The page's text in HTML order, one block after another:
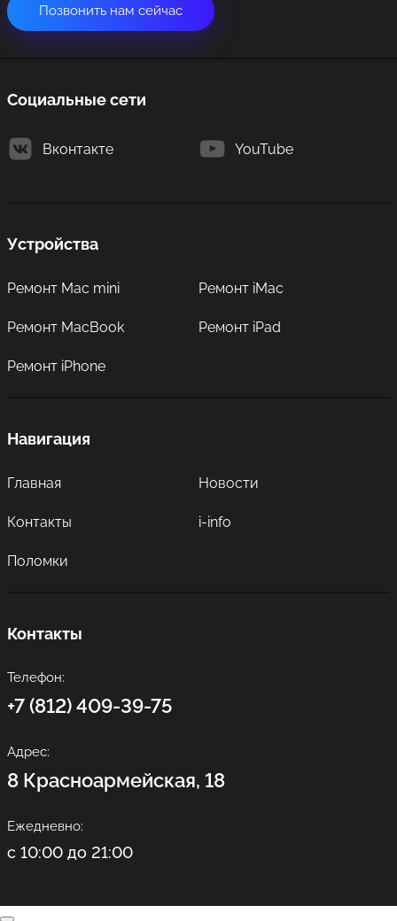
Позвонить нам сейчас
Социальные сети
Вконтакте YouTube
Устройства
Ремонт Mac mini Ремонт iMac
Ремонт MacBook Ремонт iPad
Ремонт iPhone
Навигация
Главная Новости
Контакты i-info
Поломки
Контакты
Телефон:
+7 (812) 409-39-75
Адрес:
8 Красноармейская, 18
Ежедневно:
с 10:00 до 21:00